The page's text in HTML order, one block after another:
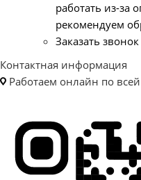
работать из-за
рекомендуем
Заказать звонок
Контактная информация
Работаем онлайн по